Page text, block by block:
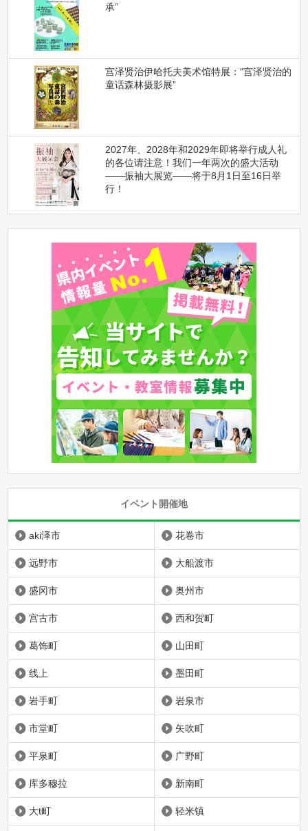
承”
宫泽贤治伊哈托夫美术馆特展：“宫泽贤治的
童话森林摄影展”
2027年、2028年和2029年即将举行成人礼
的各位请注意！我们一年两次的盛大活动
——振袖大展览——将于8月1日至16日举
行！
イベント開催地
aki泽市 花卷市
远野市 大船渡市
盛冈市 奥州市
宫古市 西和贺町
葛饰町 山田町
线上 墨田町
岩手町 岩泉市
市堂町 矢吹町
平泉町 广野町
库多穆拉 新南町
大t町 轻米镇